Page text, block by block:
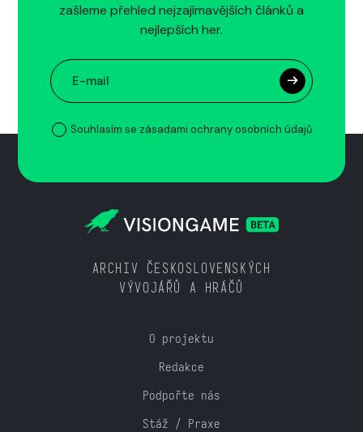
zašleme přehled nejzajímavějších článků a
nejlepších her.
Souhlasím se zásadami ochrany osobních údajů
ARCHIV ČESKOSLOVENSKÝCH
VÝVOJÁŘŮ A HRÁČŮ
O projektu
Redakce
Podpořte nás
Stáž / Praxe